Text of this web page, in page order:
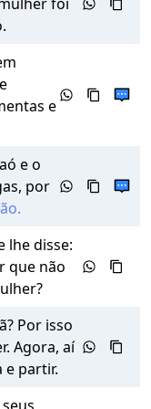
e
e o
por
lhe disse:
que não
Por isso
Agora, aí
e partir.